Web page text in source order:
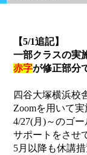
【5/1追記】
一部クラスの実
赤字が修正部分
四谷大塚横浜校
Zoomを用いて
4/27(月)～のゴ
サポートをさせ
5月以降も休講